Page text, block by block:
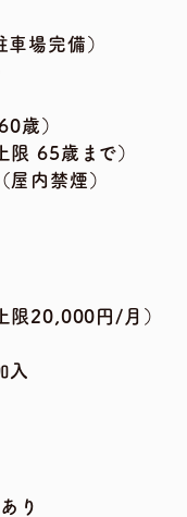
場完備）
歳）
65歳まで）
内禁煙）
限20,000円/月）
入
り